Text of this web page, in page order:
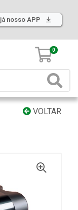
nosso APP
0
VOLTAR